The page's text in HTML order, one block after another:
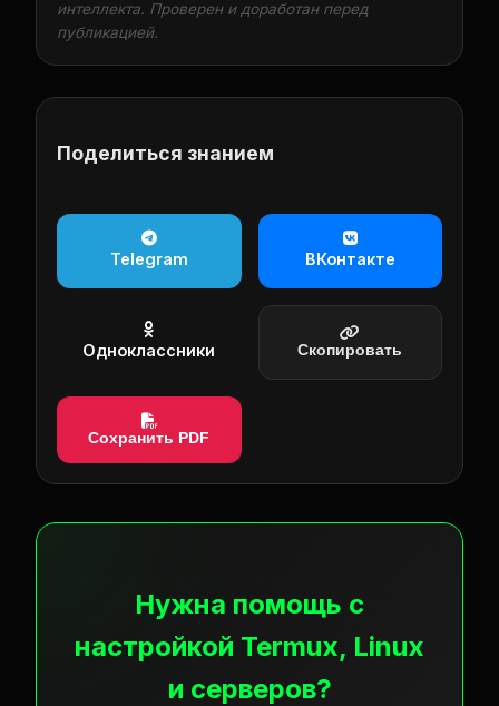
интеллекта. Проверен и доработан перед
публикацией.
Поделиться знанием
Telegram ВКонтакте
Одноклассники Скопировать
Сохранить PDF
Нужна помощь с
настройкой Termux, Linux
и серверов?